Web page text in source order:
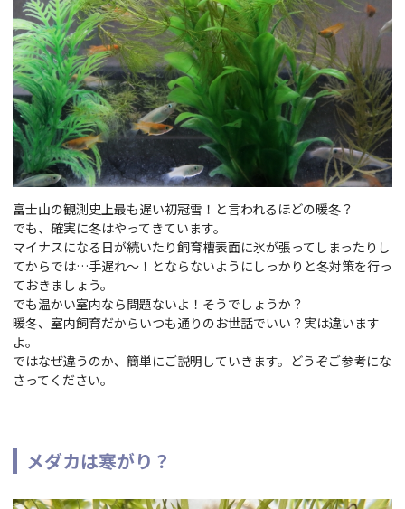
富士山の観測史上最も遅い初冠雪！と言われるほどの暖冬？
でも、確実に冬はやってきています。
マイナスになる日が続いたり飼育槽表面に氷が張ってしまったりし
てからでは…手遅れ～！とならないようにしっかりと冬対策を行っ
ておきましょう。
でも温かい室内なら問題ないよ！そうでしょうか？
暖冬、室内飼育だからいつも通りのお世話でいい？実は違います
よ。
ではなぜ違うのか、簡単にご説明していきます。どうぞご参考にな
さってください。
メダカは寒がり？